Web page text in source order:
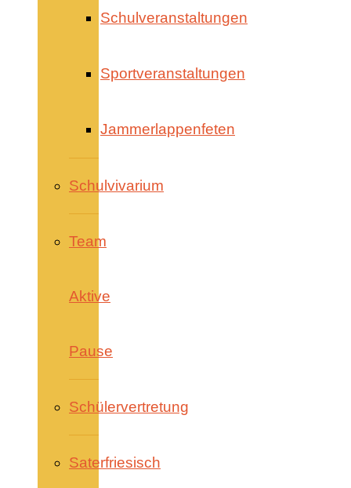
Schulveranstaltungen
Sportveranstaltungen
Jammerlappenfeten
Schulvivarium
Team
Aktive
Pause
Schülervertretung
Saterfriesisch